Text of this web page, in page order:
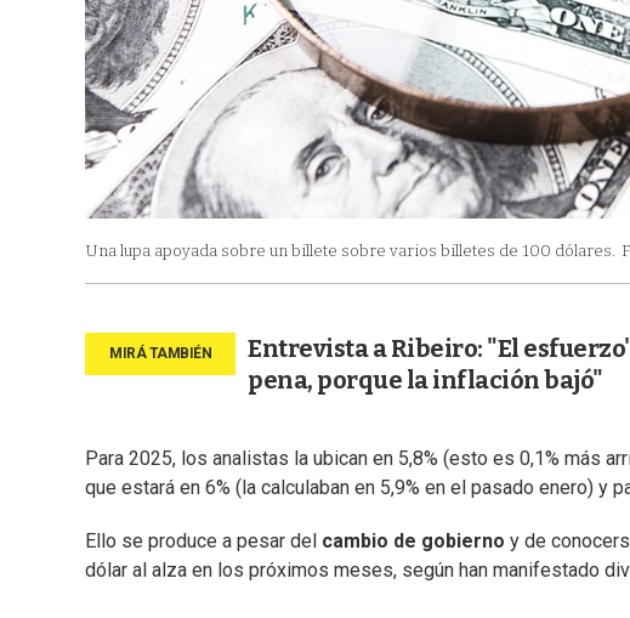
Una lupa apoyada sobre un billete sobre varios billetes de 100 dólares.
Entrevista a Ribeiro: "El
pena, porque la inflación bajó"
Para 2025, los analistas la ubican en 5,8% (esto es 0,1% más
que estará en 6% (la calculaban en 5,9% en el pasado enero) y
Ello se produce a pesar del cambio de gobierno y de
dólar al alza en los próximos meses, según han manifestado